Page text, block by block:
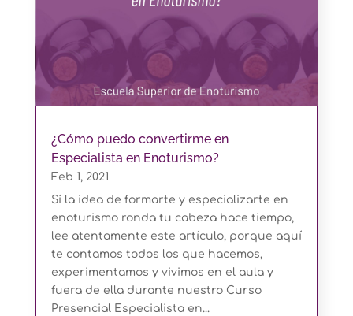
¿Cómo puedo convertirme en
Especialista en Enoturismo?
Feb 1, 2021
Sí la idea de formarte y especializarte en
enoturismo ronda tu cabeza hace tiempo,
lee atentamente este artículo, porque aquí
te contamos todos los que hacemos,
experimentamos y vivimos en el aula y
fuera de ella durante nuestro Curso
Presencial Especialista en...